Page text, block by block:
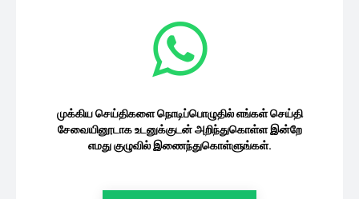
முக்கிய செய்திகளை நொடிப்பொழுதில் எங்கள் செய்தி
சேவையினூடாக உடனுக்குடன் அறிந்துகொள்ள இன்றே
எமது குழுவில் இணைந்துகொள்ளுங்கள்.